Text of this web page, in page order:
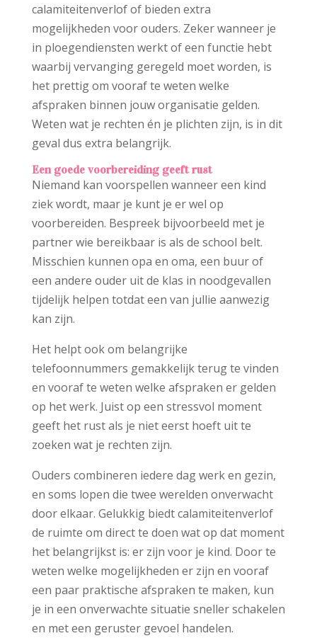
calamiteitenverlof of bieden extra
mogelijkheden voor ouders. Zeker wanneer je
in ploegendiensten werkt of een functie hebt
waarbij vervanging geregeld moet worden, is
het prettig om vooraf te weten welke
afspraken binnen jouw organisatie gelden.
Weten wat je rechten én je plichten zijn, is in dit
geval dus extra belangrijk.
Een goede voorbereiding geeft rust
Niemand kan voorspellen wanneer een kind
ziek wordt, maar je kunt je er wel op
voorbereiden. Bespreek bijvoorbeeld met je
partner wie bereikbaar is als de school belt.
Misschien kunnen opa en oma, een buur of
een andere ouder uit de klas in noodgevallen
tijdelijk helpen totdat een van jullie aanwezig
kan zijn.
Het helpt ook om belangrijke
telefoonnummers gemakkelijk terug te vinden
en vooraf te weten welke afspraken er gelden
op het werk. Juist op een stressvol moment
geeft het rust als je niet eerst hoeft uit te
zoeken wat je rechten zijn.
Ouders combineren iedere dag werk en gezin,
en soms lopen die twee werelden onverwacht
door elkaar. Gelukkig biedt calamiteitenverlof
de ruimte om direct te doen wat op dat moment
het belangrijkst is: er zijn voor je kind. Door te
weten welke mogelijkheden er zijn en vooraf
een paar praktische afspraken te maken, kun
je in een onverwachte situatie sneller schakelen
en met een geruster gevoel handelen.